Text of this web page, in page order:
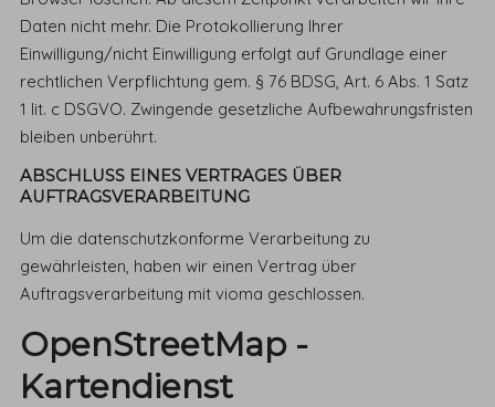
Daten nicht mehr. Die Protokollierung Ihrer
Einwilligung/nicht Einwilligung erfolgt auf Grundlage einer
rechtlichen Verpflichtung gem. § 76 BDSG, Art. 6 Abs. 1 Satz
1 lit. c DSGVO. Zwingende gesetzliche Aufbewahrungsfristen
bleiben unberührt.
ABSCHLUSS EINES VERTRAGES ÜBER
AUFTRAGSVERARBEITUNG
Um die datenschutzkonforme Verarbeitung zu
gewährleisten, haben wir einen Vertrag über
Auftragsverarbeitung mit vioma geschlossen.
OpenStreetMap -
Kartendienst